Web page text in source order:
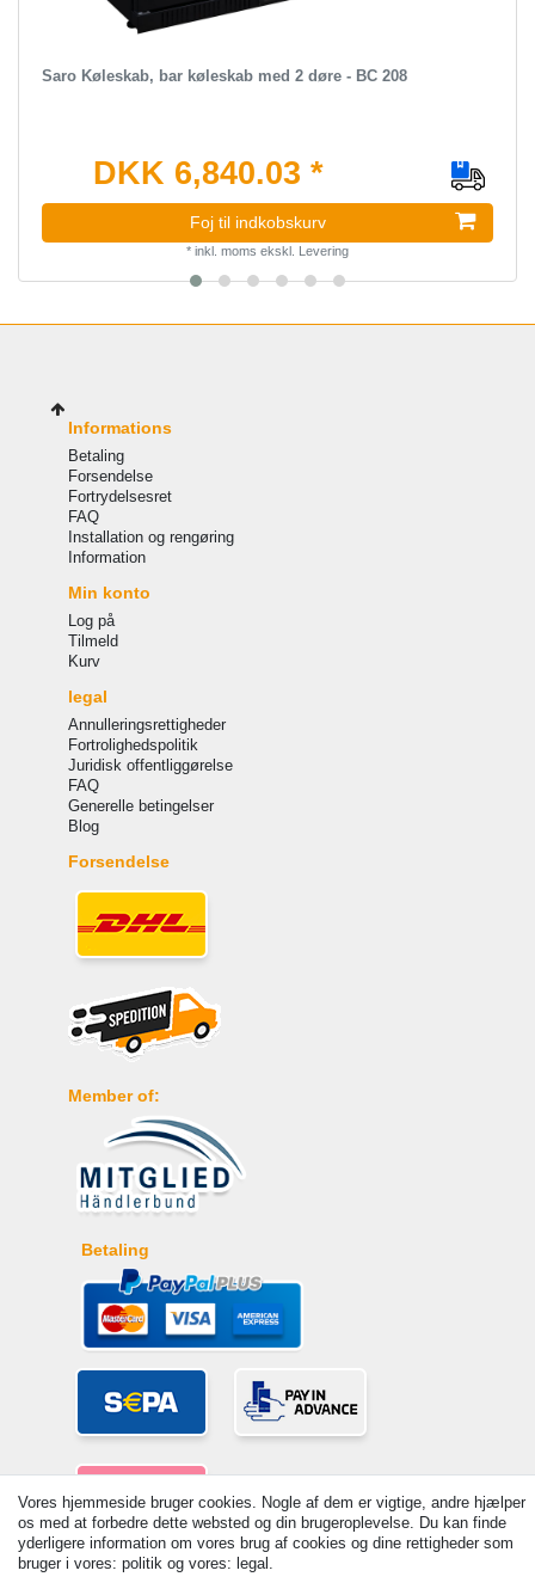
Saro Køleskab, bar køleskab med 2 døre - BC 208
DKK 6,840.03 *
Foj til indkobskurv
* inkl. moms ekskl. Levering
Informations
Betaling
Forsendelse
Fortrydelsesret
FAQ
Installation og rengøring
Information
Min konto
Log på
Tilmeld
Kurv
legal
Annulleringsrettigheder
Fortrolighedspolitik
Juridisk offentliggørelse
FAQ
Generelle betingelser
Blog
Forsendelse
Member of:
Betaling
Vores hjemmeside bruger cookies. Nogle af dem er vigtige, andre hjælper
os med at forbedre dette websted og din brugeroplevelse. Du kan finde
yderligere information om vores brug af cookies og dine rettigheder som
bruger i vores: politik og vores: legal.